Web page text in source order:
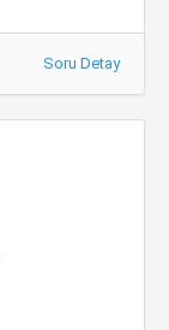
Soru Detay